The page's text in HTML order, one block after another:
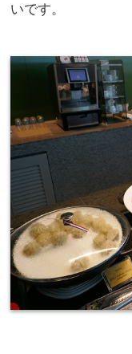
いです。